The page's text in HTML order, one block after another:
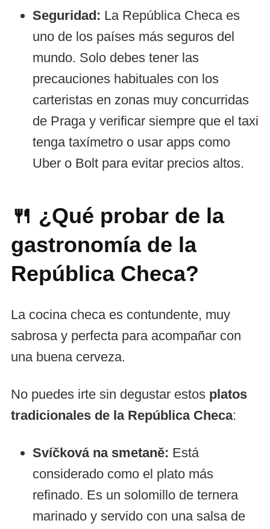
Seguridad: La República Checa es
uno de los países más seguros del
mundo. Solo debes tener las
precauciones habituales con los
carteristas en zonas muy concurridas
de Praga y verificar siempre que el taxi
tenga taxímetro o usar apps como
Uber o Bolt para evitar precios altos.
🍴 ¿Qué probar de la
gastronomía de la
República Checa?
La cocina checa es contundente, muy
sabrosa y perfecta para acompañar con
una buena cerveza.
No puedes irte sin degustar estos platos
tradicionales de la República Checa:
Svíčková na smetaně: Está
considerado como el plato más
refinado. Es un solomillo de ternera
marinado y servido con una salsa de